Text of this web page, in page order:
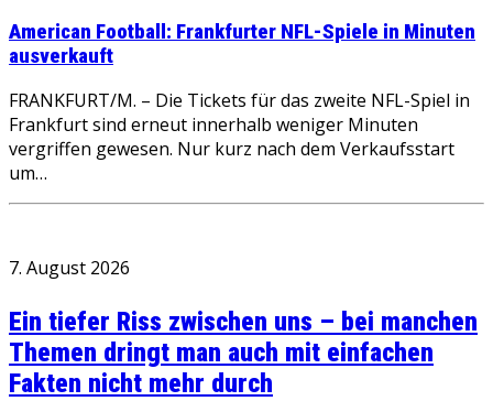
American Football: Frankfurter NFL-Spiele in Minuten
ausverkauft
FRANKFURT/M. – Die Tickets für das zweite NFL-Spiel in
Frankfurt sind erneut innerhalb weniger Minuten
vergriffen gewesen. Nur kurz nach dem Verkaufsstart
um…
7. August 2026
Ein tiefer Riss zwischen uns – bei manchen
Themen dringt man auch mit einfachen
Fakten nicht mehr durch